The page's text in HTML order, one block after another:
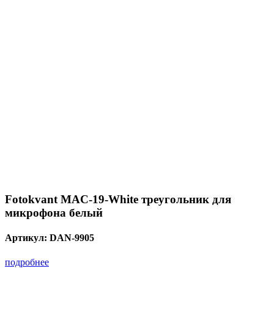
Fotokvant MAC-19-White треугольник для
микрофона белый
Артикул: DAN-9905
подробнее